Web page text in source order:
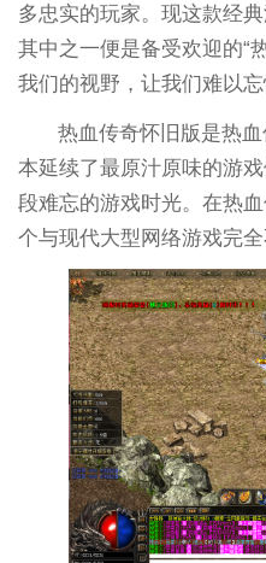
多忠实的玩家。现这款经
其中之一便是备受欢迎的“
我们的视野，让我们难以忘
热血传奇怀旧版是热
本延续了最原汁原味的游
段难忘的游戏时光。在热
个与现代大型网络游戏完全